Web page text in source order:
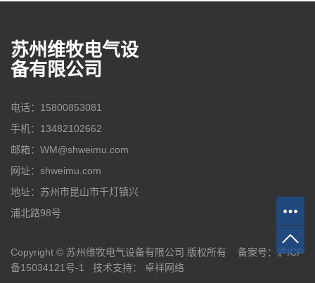
苏州维牧电气设
备有限公司
电话：15800853081
手机：13482102662
邮箱：WM@shweimu.com
网址：shweimu.com
地址：苏州市昆山市千灯镇兴
浦北路98号
Copyright © 苏州维牧电气设备有限公司 版权所有 备案号：沪ICP
备15034121号-1
技术支持： 卓祥网络